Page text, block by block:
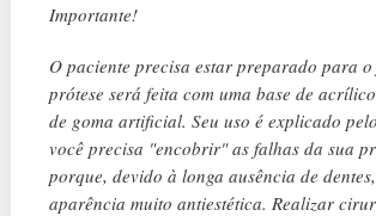
Importante!
O paciente precisa estar preparado para
prótese será feita com uma base de
de goma artificial. Seu uso é explicado
você precisa "encobrir" as falhas da sua
porque, devido à longa ausência de
aparência muito antiestética. Realizar